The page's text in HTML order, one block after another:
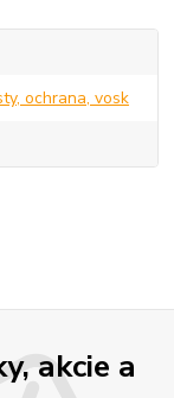
ochrana, vosk
akcie a